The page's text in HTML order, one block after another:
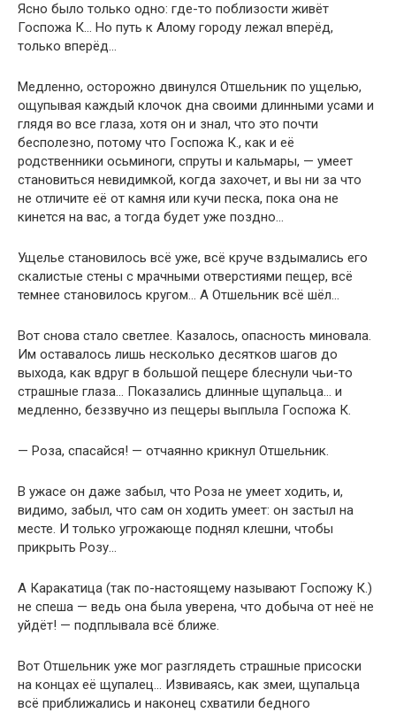
Ясно было только одно: где-то поблизости живёт
Госпожа К… Но путь к Алому городу лежал вперёд,
только вперёд…
Медленно, осторожно двинулся Отшельник по ущелью,
ощупывая каждый клочок дна своими длинными усами и
глядя во все глаза, хотя он и знал, что это почти
бесполезно, потому что Госпожа К., как и её
родственники осьминоги, спруты и кальмары, — умеет
становиться невидимкой, когда захочет, и вы ни за что
не отличите её от камня или кучи песка, пока она не
кинется на вас, а тогда будет уже поздно…
Ущелье становилось всё уже, всё круче вздымались его
скалистые стены с мрачными отверстиями пещер, всё
темнее становилось кругом… А Отшельник всё шёл…
Вот снова стало светлее. Казалось, опасность миновала.
Им оставалось лишь несколько десятков шагов до
выхода, как вдруг в большой пещере блеснули чьи-то
страшные глаза… Показались длинные щупальца… и
медленно, беззвучно из пещеры выплыла Госпожа К.
— Роза, спасайся! — отчаянно крикнул Отшельник.
В ужасе он даже забыл, что Роза не умеет ходить, и,
видимо, забыл, что сам он ходить умеет: он застыл на
месте. И только угрожающе поднял клешни, чтобы
прикрыть Розу…
А Каракатица (так по-настоящему называют Госпожу К.)
не спеша — ведь она была уверена, что добыча от неё не
уйдёт! — подплывала всё ближе.
Вот Отшельник уже мог разглядеть страшные присоски
на концах её щупалец… Извиваясь, как змеи, щупальца
всё приближались и наконец схватили бедного